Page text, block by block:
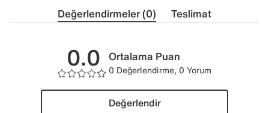
Değerlendirmeler (0) Teslimat
0.0 Ortalama Puan
0 Değerlendirme, 0 Yorum
Değerlendir